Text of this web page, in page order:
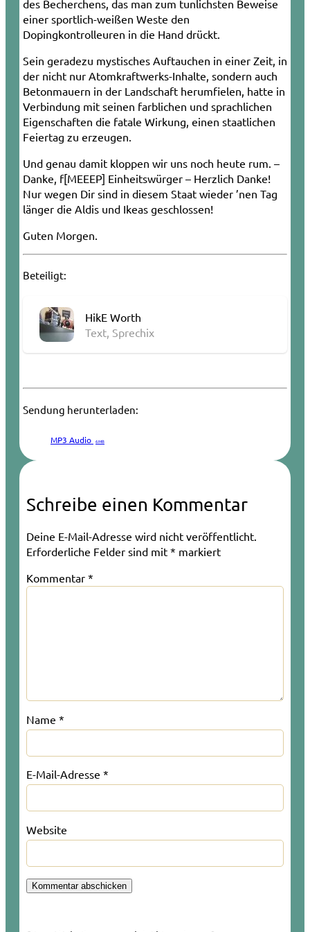
des Becherchens, das man zum tunlichsten Beweise
einer sportlich-weißen Weste den
Dopingkontrolleuren in die Hand drückt.
Sein geradezu mystisches Auftauchen in einer Zeit, in
der nicht nur Atomkraftwerks-Inhalte, sondern auch
Betonmauern in der Landschaft herumfielen, hatte in
Verbindung mit seinen farblichen und sprachlichen
Eigenschaften die fatale Wirkung, einen staatlichen
Feiertag zu erzeugen.
Und genau damit kloppen wir uns noch heute rum. –
Danke, f[MEEEP] Einheitswürger – Herzlich Danke!
Nur wegen Dir sind in diesem Staat wieder ’nen Tag
länger die Aldis und Ikeas geschlossen!
Guten Morgen.
Beteiligt:
HikE Worth
Text, Sprechix
Sendung herunterladen:
MP3 Audio 6 MB
Schreibe einen Kommentar
Deine E-Mail-Adresse wird nicht veröffentlicht.
Erforderliche Felder sind mit * markiert
Kommentar *
Name *
E-Mail-Adresse *
Website